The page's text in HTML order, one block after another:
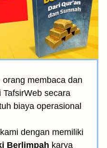
orang membaca dan
TafsirWeb secara
biaya operasional
dengan memiliki
Berlimpah karya